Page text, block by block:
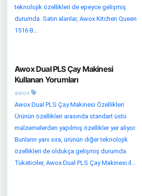
teknolojik özellikleri de epeyce gelişmiş
durumda. Satın alanlar, Awox Kitchen Queen
1516 B...
Awox Dual PLS Çay Makinesi
Kullanan Yorumları
awox
Awox Dual PLS Çay Makinesi Özellikleri
Ürünün özellikleri arasında standart üstü
malzemelerden yapılmış özellikler yer alıyor.
Bunların yanı sıra, ürünün diğer teknolojik
özellikleri de oldukça gelişmiş durumda.
Tüketiciler, Awox Dual PLS Çay Makinesi il...